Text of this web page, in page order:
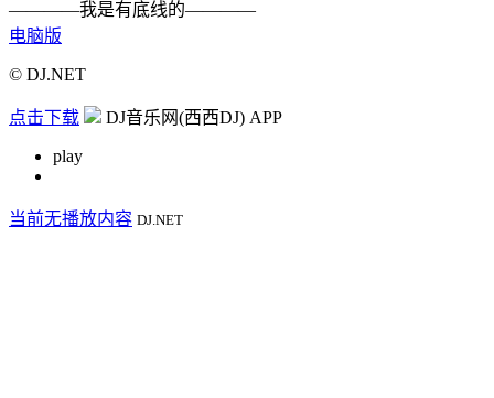
————我是有底线的————
电脑版
© DJ.NET
点击下载 DJ音乐网(西西DJ) APP
play
当前无播放内容 DJ.NET